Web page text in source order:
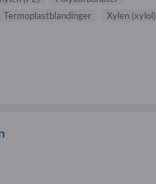
Termoplastblandinger
Xylen (xylol)